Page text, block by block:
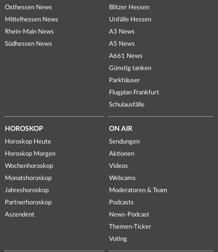
Osthessen News
Mittelhessen News
Rhein-Main News
Südhessen News
Blitzer Hessen
Unfälle Hessen
A3 News
A5 News
A661 News
Günstig tanken
Parkhäuser
Flugplan Frankfurt
Schulausfälle
HOROSKOP
Horoskop Heute
Horoskop Morgen
Wochenhoroskop
Monatshoroskop
Jahreshoroskop
Partnerhoroskop
Aszendent
ON AIR
Sendungen
Aktionen
Videos
Webcams
Moderatoren & Team
Podcasts
News-Podcast
Themen-Ticker
Voting